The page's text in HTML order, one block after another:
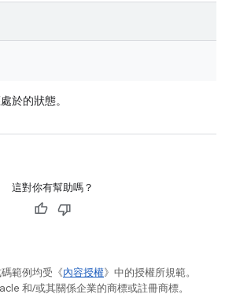
於的狀態。
這對你有幫助嗎？
範例均受《內容授權》中的授權所規範。
和/或其關係企業的商標或註冊商標。